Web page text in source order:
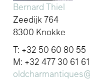
Bernard Thiel
Zeedijk 764
8300 Knokke
T: +32 50 60 80 55
M: +32 477 30 61 61